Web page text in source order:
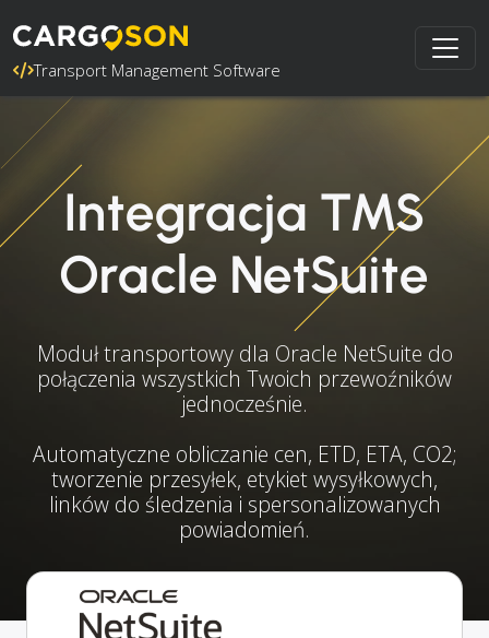
Transport Management Software
Integracja TMS
Oracle NetSuite
Moduł transportowy dla Oracle NetSuite do
połączenia wszystkich Twoich przewoźników
jednocześnie.
Automatyczne obliczanie cen, ETD, ETA, CO2;
tworzenie przesyłek, etykiet wysyłkowych,
linków do śledzenia i spersonalizowanych
powiadomień.